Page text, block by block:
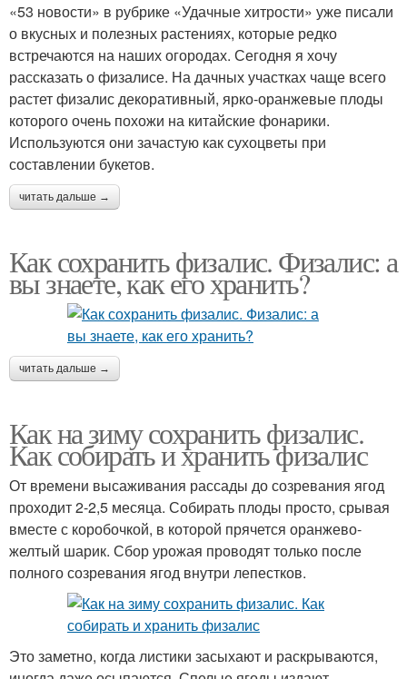
«53 новости» в рубрике «Удачные хитрости» уже писали
о вкусных и полезных растениях, которые редко
встречаются на наших огородах. Сегодня я хочу
рассказать о физалисе. На дачных участках чаще всего
растет физалис декоративный, ярко-оранжевые плоды
которого очень похожи на китайские фонарики.
Используются они зачастую как сухоцветы при
составлении букетов.
читать дальше →
Как сохранить физалис. Физалис: а
вы знаете, как его хранить?
читать дальше →
Как на зиму сохранить физалис.
Как собирать и хранить физалис
От времени высаживания рассады до созревания ягод
проходит 2-2,5 месяца. Собирать плоды просто, срывая
вместе с коробочкой, в которой прячется оранжево-
желтый шарик. Сбор урожая проводят только после
полного созревания ягод внутри лепестков.
Это заметно, когда листики засыхают и раскрываются,